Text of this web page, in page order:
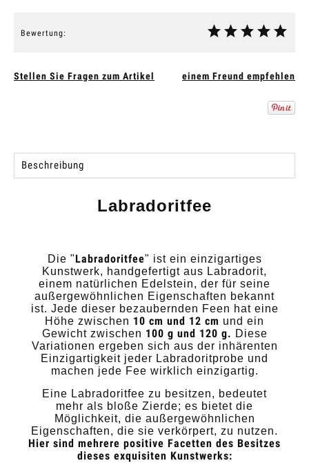
Bewertung:
Stellen Sie Fragen zum Artikel einem Freund empfehlen
Beschreibung
Labradoritfee
Die "Labradoritfee" ist ein einzigartiges
Kunstwerk, handgefertigt aus Labradorit,
einem natürlichen Edelstein, der für seine
außergewöhnlichen Eigenschaften bekannt
ist. Jede dieser bezaubernden Feen hat eine
Höhe zwischen 10 cm und 12 cm und ein
Gewicht zwischen 100 g und 120 g. Diese
Variationen ergeben sich aus der inhärenten
Einzigartigkeit jeder Labradoritprobe und
machen jede Fee wirklich einzigartig.
Eine Labradoritfee zu besitzen, bedeutet
mehr als bloße Zierde; es bietet die
Möglichkeit, die außergewöhnlichen
Eigenschaften, die sie verkörpert, zu nutzen.
Hier sind mehrere positive Facetten des Besitzes
dieses exquisiten Kunstwerks: